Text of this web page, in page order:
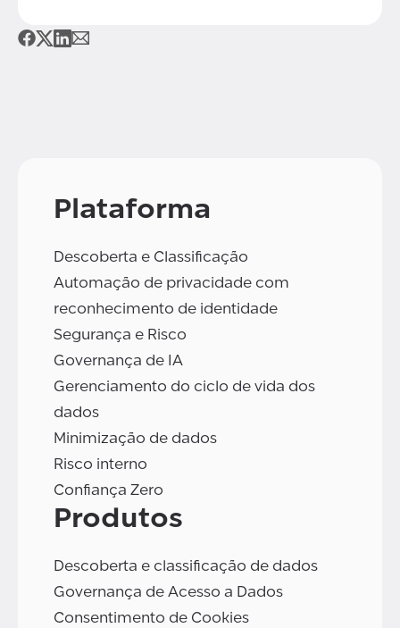
Plataforma
Descoberta e Classificação
Automação de privacidade com
reconhecimento de identidade
Segurança e Risco
Governança de IA
Gerenciamento do ciclo de vida dos
dados
Minimização de dados
Risco interno
Confiança Zero
Produtos
Descoberta e classificação de dados
Governança de Acesso a Dados
Consentimento de Cookies